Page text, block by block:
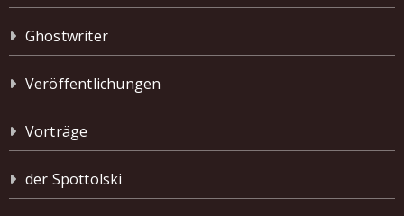
Ghostwriter
Veröffentlichungen
Vorträge
der Spottolski